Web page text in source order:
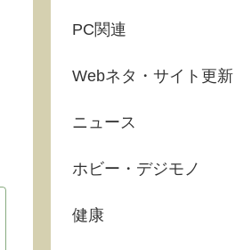
PC関連
Webネタ・サイト更新
ニュース
ホビー・デジモノ
健康